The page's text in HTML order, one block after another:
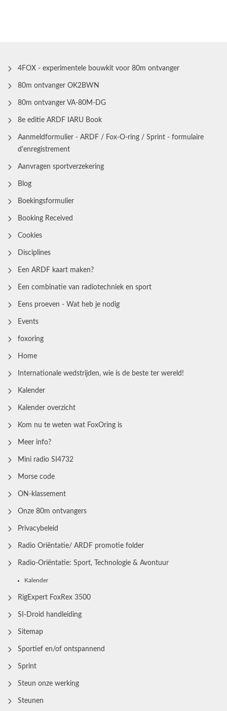
4FOX - experimentele bouwkit voor 80m ontvanger
80m ontvanger OK2BWN
80m ontvanger VA-80M-DG
8e editie ARDF IARU Book
Aanmeldformulier - ARDF / Fox-O-ring / Sprint - formulaire
d'enregistrement
Aanvragen sportverzekering
Blog
Boekingsformulier
Booking Received
Cookies
Disciplines
Een ARDF kaart maken?
Een combinatie van radiotechniek en sport
Eens proeven - Wat heb je nodig
Events
foxoring
Home
Internationale wedstrijden, wie is de beste ter wereld!
Kalender
Kalender overzicht
Kom nu te weten wat FoxOring is
Meer info?
Mini radio SI4732
Morse code
ON-klassement
Onze 80m ontvangers
Privacybeleid
Radio Oriëntatie/ ARDF promotie folder
Radio‑Oriëntatie: Sport, Technologie & Avontuur
Kalender
RigExpert FoxRex 3500
SI-Droid handleiding
Sitemap
Sportief en/of ontspannend
Sprint
Steun onze werking
Steunen